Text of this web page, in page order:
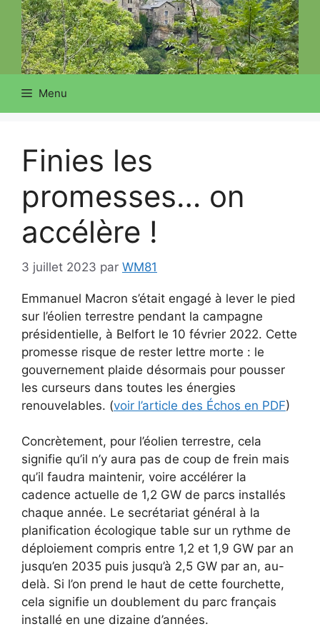
Menu
Finies les
promesses… on
accélère !
3 juillet 2023 par WM81
Emmanuel Macron s’était engagé à lever le pied
sur l’éolien terrestre pendant la campagne
présidentielle, à Belfort le 10 février 2022. Cette
promesse risque de rester lettre morte : le
gouvernement plaide désormais pour pousser
les curseurs dans toutes les énergies
renouvelables. (voir l’article des Échos en PDF)
Concrètement, pour l’éolien terrestre, cela
signifie qu’il n’y aura pas de coup de frein mais
qu’il faudra maintenir, voire accélérer la
cadence actuelle de 1,2 GW de parcs installés
chaque année. Le secrétariat général à la
planification écologique table sur un rythme de
déploiement compris entre 1,2 et 1,9 GW par an
jusqu’en 2035 puis jusqu’à 2,5 GW par an, au-
delà. Si l’on prend le haut de cette fourchette,
cela signifie un doublement du parc français
installé en une dizaine d’années.